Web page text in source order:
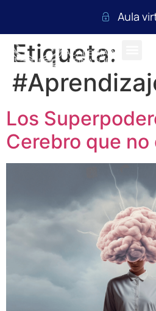
Aula
Etiqueta:
Los
Cerebro que no